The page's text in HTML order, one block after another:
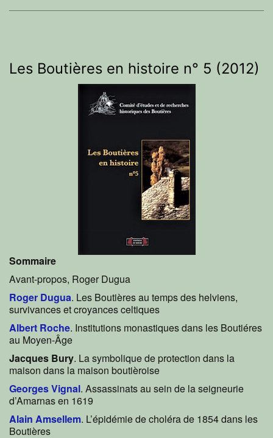
Les Boutières en histoire n° 5 (2012)
Sommaire
Avant-propos, Roger Dugua
Roger Dugua. Les Boutières au temps des helviens,
survivances et croyances celtiques
Albert Roche. Institutions monastiques dans les Boutiéres
au Moyen-Âge
Jacques Bury. La symbolique de protection dans la
maison dans la maison boutièroise
Georges Vignal. Assassinats au sein de la seigneurie
d’Amarnas en 1619
Alain Amsellem. L’épidémie de choléra de 1854 dans les
Boutières